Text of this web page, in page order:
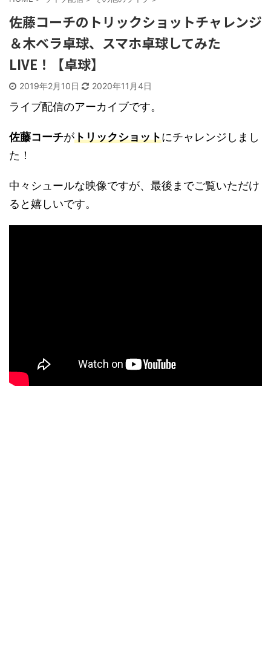
佐藤コーチのトリックショットチャレンジ
＆木ベラ卓球、スマホ卓球してみた
LIVE！【卓球】
2019年2月10日 2020年11月4日
ライブ配信のアーカイブです。
佐藤コーチがトリックショットにチャレンジしまし
た！
中々シュールな映像ですが、最後までご覧いただけ
ると嬉しいです。